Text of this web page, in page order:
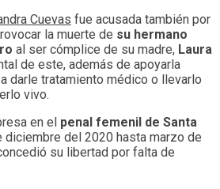
Cuevas fue acusada también por
la muerte de su hermano
al ser cómplice de su madre, Laura
de este, además de apoyarla
darle tratamiento médico o llevarlo
vivo.
en el penal femenil de Santa
diciembre del 2020 hasta marzo de
su libertad por falta de